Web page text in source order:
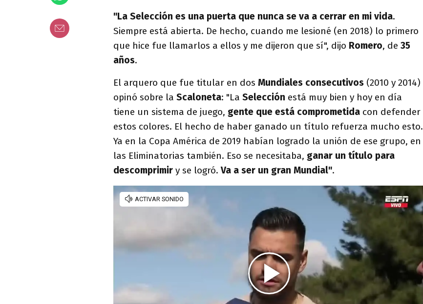
"La Selección es una puerta que nunca se va a cerrar en mi vida.
Siempre está abierta. De hecho, cuando me lesioné (en 2018) lo primero
que hice fue llamarlos a ellos y me dijeron que sí", dijo Romero, de 35
años.
El arquero que fue titular en dos Mundiales consecutivos (2010 y 2014)
opinó sobre la Scaloneta: "La Selección está muy bien y hoy en día
tiene un sistema de juego, gente que está comprometida con defender
estos colores. El hecho de haber ganado un título refuerza mucho esto.
Ya en la Copa América de 2019 habían logrado la unión de ese grupo, en
las Eliminatorias también. Eso se necesitaba, ganar un título para
descomprimir y se logró.Va a ser un gran Mundial".